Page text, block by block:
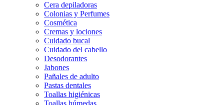
Cera depiladoras
Colonias y Perfumes
Cosmética
Cremas y lociones
Cuidado bucal
Cuidado del cabello
Desodorantes
Jabones
Pañales de adulto
Pastas dentales
Toallas higiénicas
Toallas húmedas